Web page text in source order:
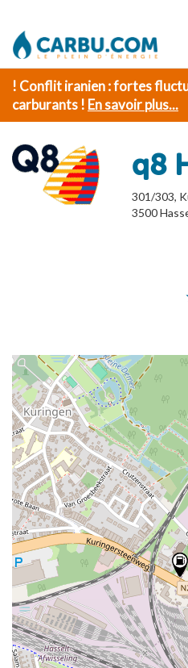
! Conflit iranien : fortes
carburants ! En savoir plus...
q8
301/303,
3500